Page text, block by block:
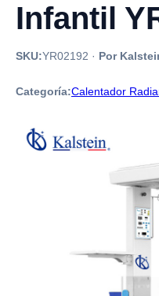
Infantil
SKU:YR02192 · Por
Categoría:Calentador